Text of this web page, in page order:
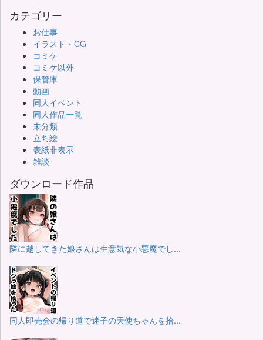
カテゴリー
お仕事
イラスト・CG
コミケ
コミケ以外
保管庫
動画
同人イベント
同人作品一覧
未分類
立ち絵
表紙非表示
雑談
ダウンロード作品
隣に越してきた娘さんは生意気な小悪魔でし...
同人即売会の帰り道で迷子の天使ちゃんを拾...